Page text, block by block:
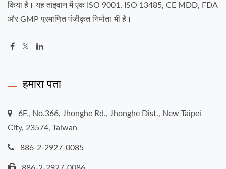
किया है। यह ताइवान में एक ISO 9001, ISO 13485, CE MDD, FDA
और GMP प्रमाणित पंजीकृत निर्माता भी है।
हमारा पता
6F., No.366, Jhonghe Rd., Jhonghe Dist., New Taipei
City, 23574, Taiwan
886-2-2927-0085